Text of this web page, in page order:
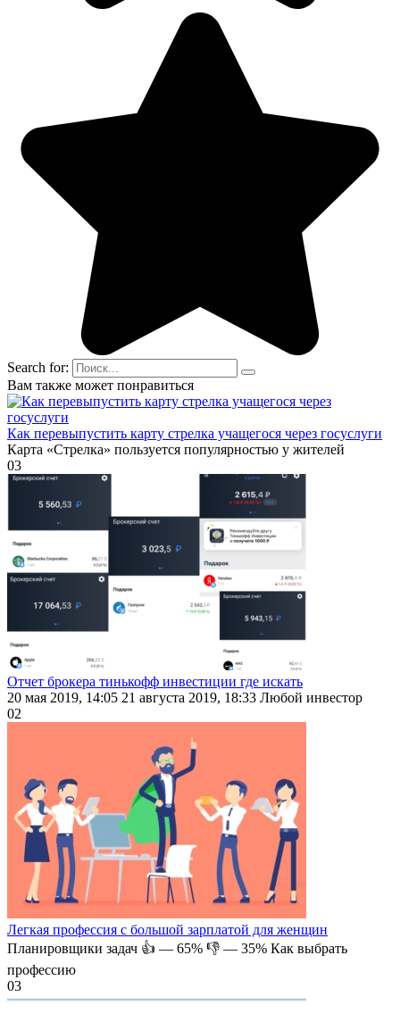
Search for:
Вам также может понравиться
Как перевыпустить карту стрелка учащегося через госуслуги
Карта «Стрелка» пользуется популярностью у жителей
03
Отчет брокера тинькофф инвестиции где искать
20 мая 2019, 14:05 21 августа 2019, 18:33 Любой инвестор
02
Легкая профессия с большой зарплатой для женщин
Планировщики задач 👍 — 65% 👎 — 35% Как выбрать
профессию
03